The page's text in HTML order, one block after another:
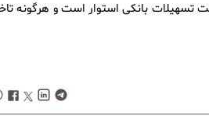
تسهیلات بانکی استوار است و هرگونه